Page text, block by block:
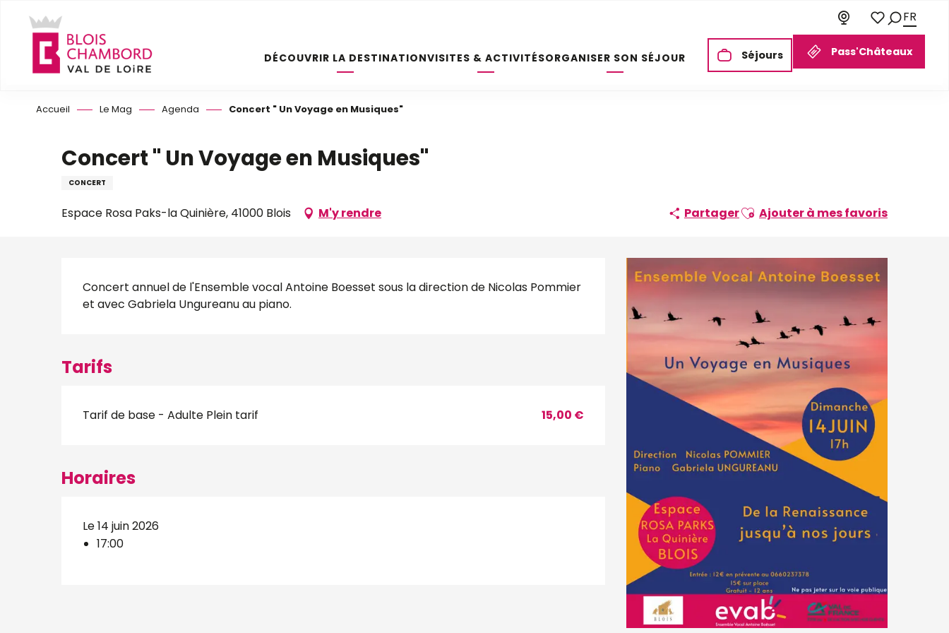
contenu
principal
Pass'Châteaux
Séjours
Voir les favoris
FR
DÉCOUVRIR LA DESTINATIONVISITES & ACTIVITÉSORGANISER SON SÉJOUR
Accueil Le Mag Agenda Concert " Un Voyage en Musiques"
Concert " Un Voyage en Musiques"
CONCERT
Espace Rosa Paks-la Quinière, 41000 Blois M'y rendre PartagerAjouter aux favoris
Ajouter à mes favoris
Description
Concert annuel de l'Ensemble vocal Antoine Boesset sous la direction de Nicolas Pommier
et avec Gabriela Ungureanu au piano.
Tarifs
Tarif de base - Adulte Plein tarif 15,00 €
Horaires
Le 14 juin 2026
17:00